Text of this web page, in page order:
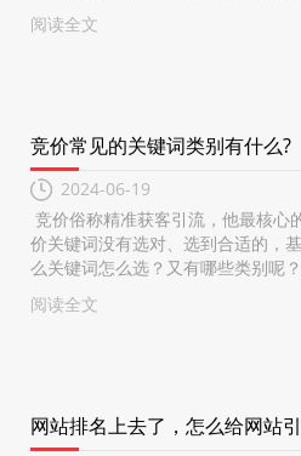
阅读全文
竞价常见的关键词类别有什么?
2024-06-19
竞价俗称精准获客引流，他最核心
价关键词没有选对、选到合适的，
么关键词怎么选？又有哪些类别呢
阅读全文
网站排名上去了，怎么给网站